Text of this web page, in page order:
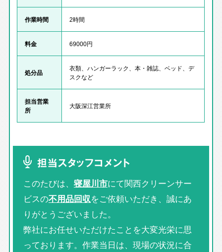
作業時間 2時間
料金 69000円
処分品
衣類、ハンガーラック、本・雑誌、ベッド、デ
スクなど
担当営業
所
大阪深江営業所
担当スタッフコメント
このたびは、寝屋川市にて関西クリーンサー
ビスの不用品回収をご依頼いただき、誠にあ
りがとうございました。
弊社にお任せいただけたことを大変光栄に思
っております。作業当日は、現場の状況に合